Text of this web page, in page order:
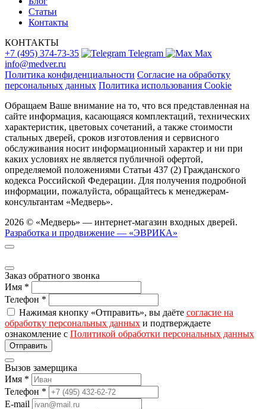
Статьи
Контакты
КОНТАКТЫ
+7 (495) 374-73-35
Telegram
Max
info@medver.ru
Политика конфиденциальности Согласие на обработку
персональных данных Политика использования Cookie
Обращаем Ваше внимание на то, что вся представленная на
сайте информация, касающаяся комплектаций, технических
характеристик, цветовых сочетаний, а также стоимости
стальных дверей, сроков изготовления и сервисного
обслуживания носит информационный характер и ни при
каких условиях не является публичной офертой,
определяемой положениями Статьи 437 (2) Гражданского
кодекса Российской Федерации. Для получения подробной
информации, пожалуйста, обращайтесь к менеджерам-
консультантам «Медверь».
2026 © «Медверь» — интернет-магазин входных дверей.
Разработка и продвижение — «ЭВРИКА»
Заказ обратного звонка
Имя *
Телефон *
Нажимая кнопку «Отправить», вы даёте согласие на
обработку персональных данных и подтверждаете
ознакомление с Политикой обработки персональных данных
Вызов замерщика
Имя *
Телефон *
E-mail